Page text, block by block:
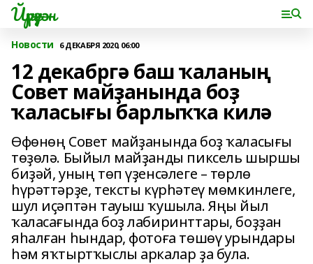
Йүрүҙән
Новости 6 ДЕКАБРЯ 2020, 06:00
12 декабргә баш ҡаланың
Совет майҙанында боҙ
ҡаласығы барлыҡҡа килә
Өфөнөң Совет майҙанында боҙ ҡаласығы
төҙөлә. Быйыл майҙанды пиксель шыршы
биҙәй, уның төп үҙенсәлеге – төрлө
һүрәттәрҙе, тексты күрһәтеү мөмкинлеге,
шул иҫәптән тауыш ҡушыла. Яңы йыл
ҡаласағында боҙ лабиринттары, боҙҙан
яһалған һындар, фотоға төшөү урындары
һәм яҡтыртҡыслы аркалар ҙа була.